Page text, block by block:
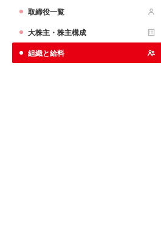
取締役一覧
大株主・株主構成
組織と給料